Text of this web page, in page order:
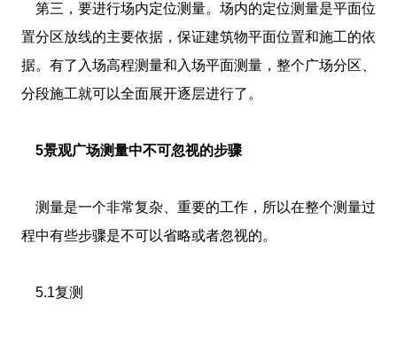
第三，要进行场内定位测量。场内的定位测量是平面位
置分区放线的主要依据，保证建筑物平面位置和施工的依
据。有了入场高程测量和入场平面测量，整个广场分区、
分段施工就可以全面展开逐层进行了。
5景观广场测量中不可忽视的步骤
测量是一个非常复杂、重要的工作，所以在整个测量过
程中有些步骤是不可以省略或者忽视的。
5.1复测